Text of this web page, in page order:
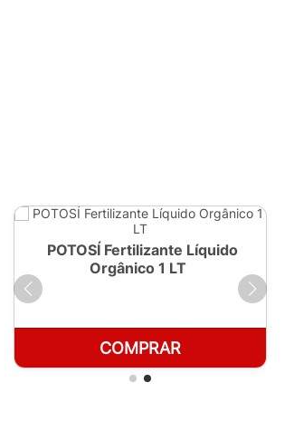
POTOSÍ Fertilizante Líquido
Orgânico 1 LT
COMPRAR